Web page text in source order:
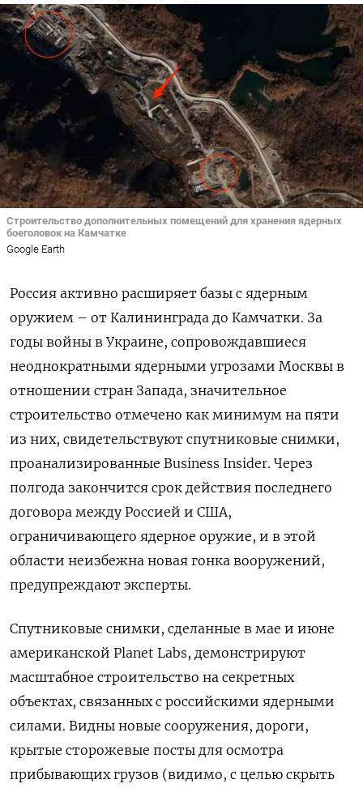
Строительство дополнительных помещений для хранения ядерных
боеголовок на Камчатке
Google Earth
Россия активно расширяет базы с ядерным
оружием – от Калининграда до Камчатки. За
годы войны в Украине, сопровождавшиеся
неоднократными ядерными угрозами Москвы в
отношении стран Запада, значительное
строительство отмечено как минимум на пяти
из них, свидетельствуют спутниковые снимки,
проанализированные Business Insider. Через
полгода закончится срок действия последнего
договора между Россией и США,
ограничивающего ядерное оружие, и в этой
области неизбежна новая гонка вооружений,
предупреждают эксперты.
Спутниковые снимки, сделанные в мае и июне
американской Planet Labs, демонстрируют
масштабное строительство на секретных
объектах, связанных с российскими ядерными
силами. Видны новые сооружения, дороги,
крытые сторожевые посты для осмотра
прибывающих грузов (видимо, с целью скрыть